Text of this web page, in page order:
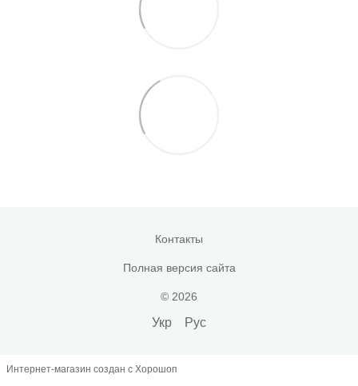
Контакты
Полная версия сайта
© 2026
Укр Рус
Интернет-магазин создан с Хорошоп